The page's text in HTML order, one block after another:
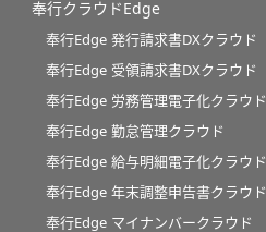
奉行クラウドEdge
奉行Edge 発行請求書DXクラウド
奉行Edge 受領請求書DXクラウド
奉行Edge 労務管理電子化クラウド
奉行Edge 勤怠管理クラウド
奉行Edge 給与明細電子化クラウド
奉行Edge 年末調整申告書クラウド
奉行Edge マイナンバークラウド